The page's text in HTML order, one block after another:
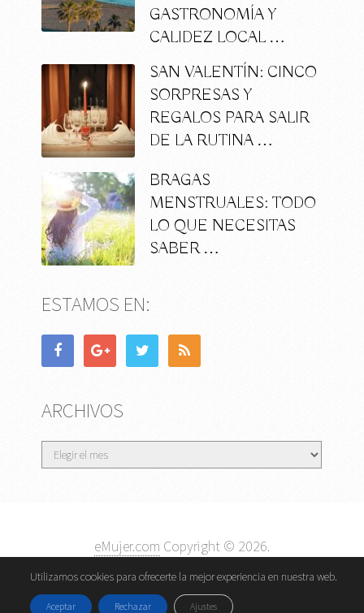
GASTRONOMÍA Y
CALIDEZ LOCAL …
SAN VALENTÍN: CINCO
SORPRESAS Y
REGALOS PARA SALIR
DE LA RUTINA …
BRAGAS
MENSTRUALES: TODO
LO QUE NECESITAS
SABER …
ESTAMOS EN:
ARCHIVOS
Archivos
eMujer.com Copyright © 2026.
Contactar
|| Datos Legales y Privacidad
Política de
Cookies
Utilizamos cookies para ofrecerte la mejor experiencia en nuestra web.
Aceptar Rechazar Ajustes